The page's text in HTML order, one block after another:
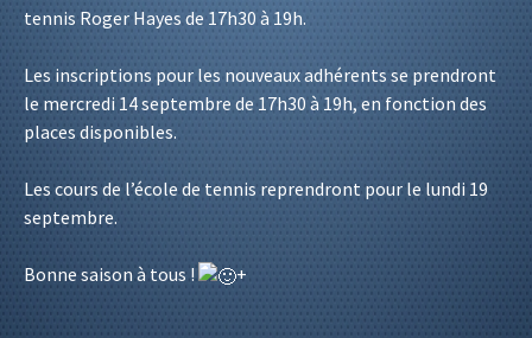
tennis Roger Hayes de 17h30 à 19h.
Les inscriptions pour les nouveaux adhérents se prendront
le mercredi 14 septembre de 17h30 à 19h, en fonction des
places disponibles.
Les cours de l’école de tennis reprendront pour le lundi 19
septembre.
Bonne saison à tous ! +